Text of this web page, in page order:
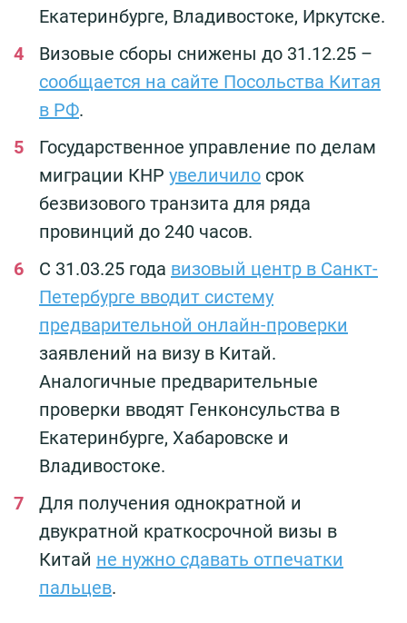
Екатеринбурге, Владивостоке, Иркутске.
Визовые сборы снижены до 31.12.25 –
сообщается на сайте Посольства Китая
в РФ.
Государственное управление по делам
миграции КНР увеличило срок
безвизового транзита для ряда
провинций до 240 часов.
С 31.03.25 года визовый центр в Санкт-
Петербурге вводит систему
предварительной онлайн-проверки
заявлений на визу в Китай.
Аналогичные предварительные
проверки вводят Генконсульства в
Екатеринбурге, Хабаровске и
Владивостоке.
Для получения однократной и
двукратной краткосрочной визы в
Китай не нужно сдавать отпечатки
пальцев.